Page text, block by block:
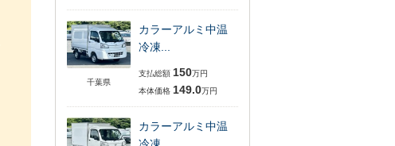
千葉県
カラーアルミ中温
冷凍...
支払総額 150万円
本体価格 149.0万円
カラーアルミ中温